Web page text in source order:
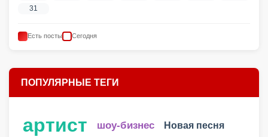
31
Есть посты Сегодня
ПОПУЛЯРНЫЕ ТЕГИ
артист шоу-бизнес Новая песня